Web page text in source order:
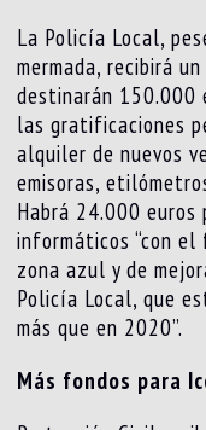
La Policía Local,
mermada, recibirá
destinarán 150.000
las gratificaciones
alquiler de nuevos
emisoras,
Habrá 24.000 euros
informáticos “con
zona azul y de
Policía Local, que
más que en 2020”.
Más fondos para